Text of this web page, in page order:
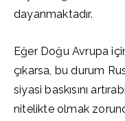
dayanmaktadır.
Eğer Doğu Avrupa
çıkarsa, bu durum
siyasi baskısını
nitelikte olmak